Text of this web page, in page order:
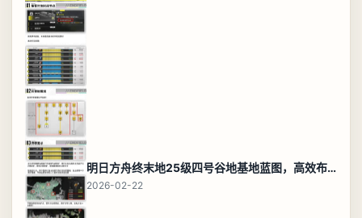
明日方舟终末地25级四号谷地基地蓝图，高效布局规划
2026-02-22